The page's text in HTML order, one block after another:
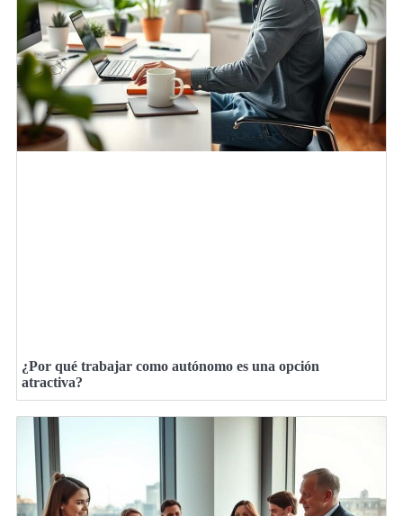
¿Por qué trabajar como autónomo es una opción
atractiva?